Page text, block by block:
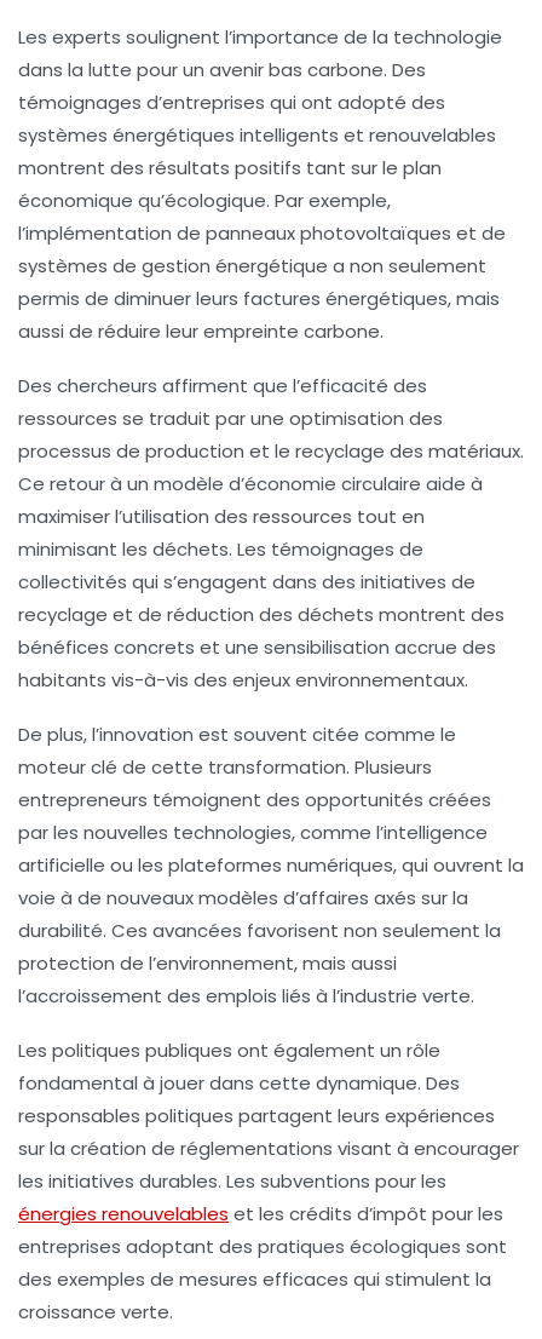
Les experts soulignent l’importance de la technologie
dans la lutte pour un avenir bas carbone. Des
témoignages d’entreprises qui ont adopté des
systèmes énergétiques intelligents et renouvelables
montrent des résultats positifs tant sur le plan
économique qu’écologique. Par exemple,
l’implémentation de panneaux photovoltaïques et de
systèmes de gestion énergétique a non seulement
permis de diminuer leurs factures énergétiques, mais
aussi de réduire leur empreinte carbone.
Des chercheurs affirment que l’efficacité des
ressources se traduit par une optimisation des
processus de production et le recyclage des matériaux.
Ce retour à un modèle d’économie circulaire aide à
maximiser l’utilisation des ressources tout en
minimisant les déchets. Les témoignages de
collectivités qui s’engagent dans des initiatives de
recyclage et de réduction des déchets montrent des
bénéfices concrets et une sensibilisation accrue des
habitants vis-à-vis des enjeux environnementaux.
De plus, l’innovation est souvent citée comme le
moteur clé de cette transformation. Plusieurs
entrepreneurs témoignent des opportunités créées
par les nouvelles technologies, comme l’intelligence
artificielle ou les plateformes numériques, qui ouvrent la
voie à de nouveaux modèles d’affaires axés sur la
durabilité. Ces avancées favorisent non seulement la
protection de l’environnement, mais aussi
l’accroissement des emplois liés à l’industrie verte.
Les politiques publiques ont également un rôle
fondamental à jouer dans cette dynamique. Des
responsables politiques partagent leurs expériences
sur la création de réglementations visant à encourager
les initiatives durables. Les subventions pour les
énergies renouvelables et les crédits d’impôt pour les
entreprises adoptant des pratiques écologiques sont
des exemples de mesures efficaces qui stimulent la
croissance verte.